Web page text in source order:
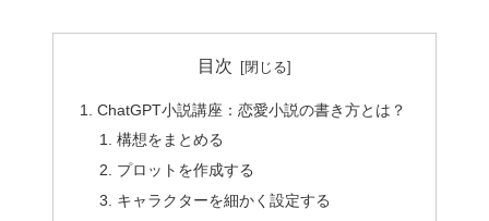
目次
ChatGPT小説講座：恋愛小説の書き方とは？
構想をまとめる
プロットを作成する
キャラクターを細かく設定する